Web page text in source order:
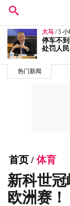
热门新闻
大马 / 5
按个人
不分
首页 / 体育
新科世
欧洲赛！